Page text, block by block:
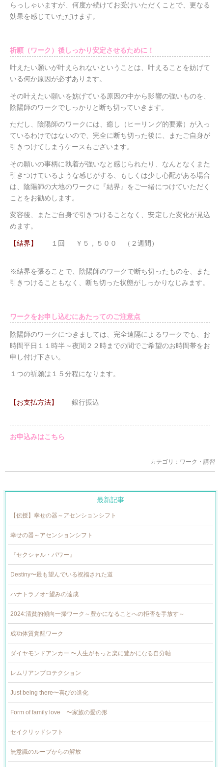
らっしゃいますが、何度か続けてお受けいただくことで、更なる
効果を感じていただけます。
祈願（ワーク）後しっかり安定させるために！
叶えたい願いが叶えられないということは、叶えることを妨げて
いる何か原因が必ずあります。
その叶えたい願いを妨げている原因の中から影響の強いものを、
陰陽師のワークでしっかりと断ち切っていきます。
ただし、陰陽師のワークには、癒し（ヒーリング的要素）が入っ
ているわけではないので、完全に断ち切った後に、またご自身が
引きつけてしまうケースもございます。
その願いの事柄に執着が強いなと感じられたり、なんとなくまた
引きつけているような感じがする、もしくは少し心配がある場合
は、陰陽師の大地のワークに『結界』をご一緒につけていただく
ことをお勧めします。
変容後、またご自身で引きつけることなく、安定した変化が見込
めます。
【結界】 １回 ￥５，５００ （２週間）
※結界を張ることで、陰陽師のワークで断ち切ったものを、また
引きつけることもなく、断ち切った状態がしっかりなじみます。
ワークをお申し込むにあたってのご注意点
陰陽師のワークにつきましては、完全遠隔によるワークでも、お
時間平日１１時半～夜間２２時までの間でご希望のお時間帯をお
申し付け下さい。
１つの祈願は１５分程になります。
【お支払方法】 銀行振込
お申込みはこちら
カテゴリ： ワーク・講習
最新記事
【伝授】幸せの器～アセンションシフト
幸せの器～アセンションシフト
『セクシャル・パワー』
Destiny〜最も望んでいる祝福された道
ハナトラノオ~望みの達成
2024:清貧的傾向一掃ワーク～豊かになることへの拒否を手放す～
成功体質覚醒ワーク
ダイヤモンドアンカー 〜人生がもっと楽に豊かになる自分軸
レムリアンプロテクション
Just being there〜喜びの進化
Form of family love 〜家族の愛の形
セイクリッドシフト
無意識のループからの解放